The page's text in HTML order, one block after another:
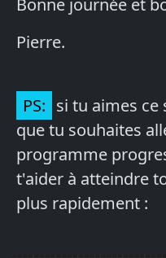
Bonne journée et
Pierre.
PS: si tu aimes
que tu souhaites
programme
t'aider à atteindre
plus rapidement :